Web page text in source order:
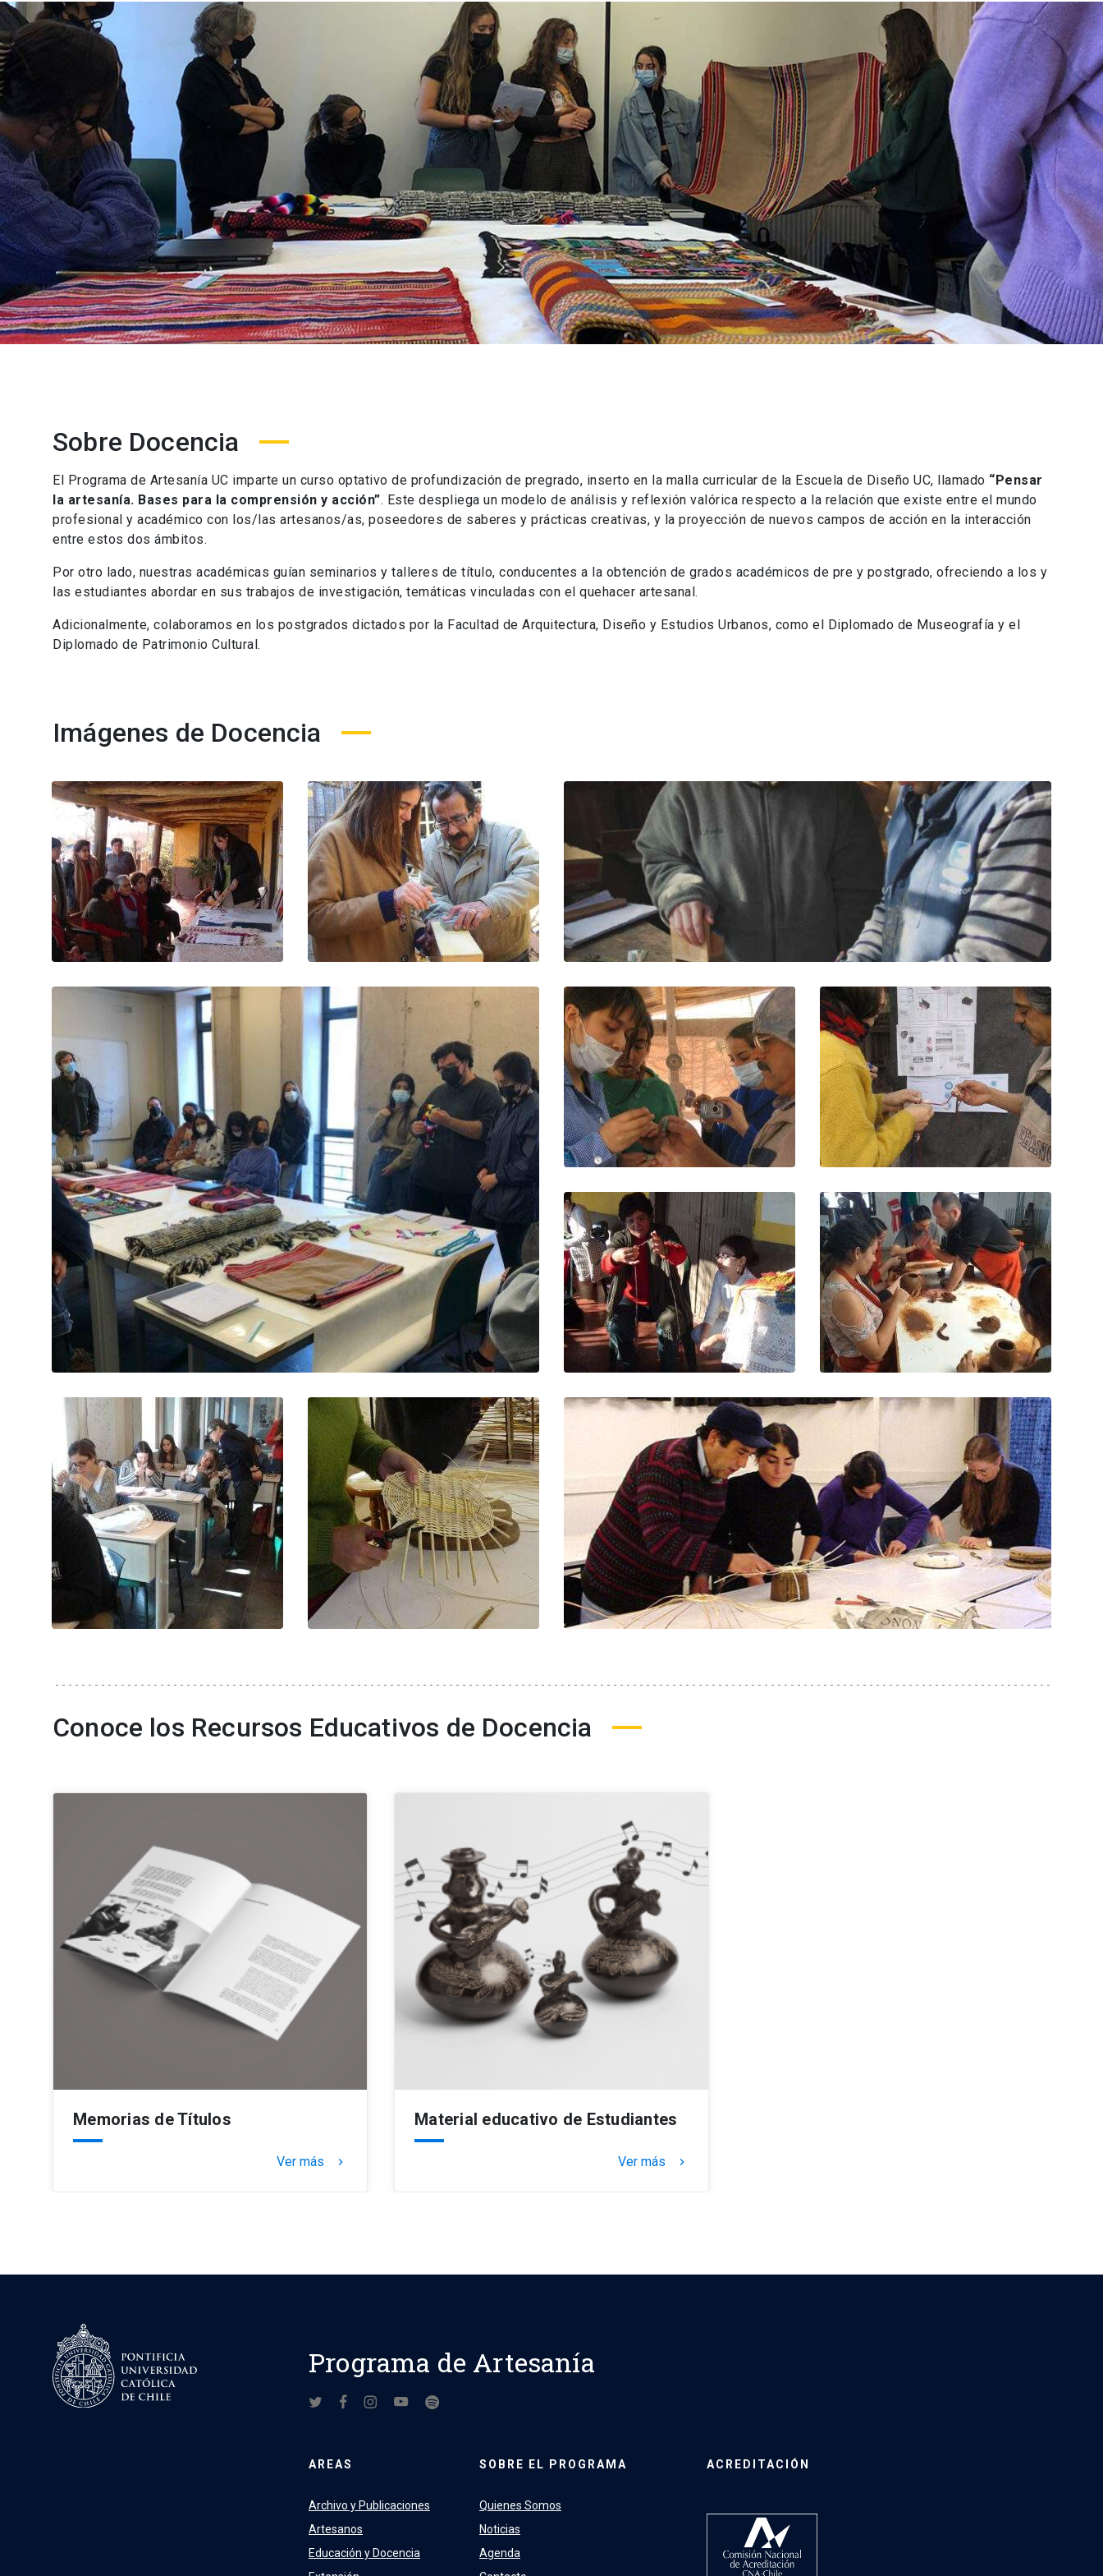
Sobre Docencia
El Programa de Artesanía UC imparte un curso optativo de profundización de pregrado, inserto en la malla curricular de la Escuela de Diseño UC, llamado “Pensar
la artesanía. Bases para la comprensión y acción”. Este despliega un modelo de análisis y reflexión valórica respecto a la relación que existe entre el mundo
profesional y académico con los/las artesanos/as, poseedores de saberes y prácticas creativas, y la proyección de nuevos campos de acción en la interacción
entre estos dos ámbitos.
Por otro lado, nuestras académicas guían seminarios y talleres de título, conducentes a la obtención de grados académicos de pre y postgrado, ofreciendo a los y
las estudiantes abordar en sus trabajos de investigación, temáticas vinculadas con el quehacer artesanal.
Adicionalmente, colaboramos en los postgrados dictados por la Facultad de Arquitectura, Diseño y Estudios Urbanos, como el Diplomado de Museografía y el
Diplomado de Patrimonio Cultural.
Imágenes de Docencia
Conoce los Recursos Educativos de Docencia
Memorias de Títulos
Ver más keyboard_arrow_right
Material educativo de Estudiantes
Ver más keyboard_arrow_right
Programa de Artesanía
AREAS
Archivo y Publicaciones
Artesanos
Educación y Docencia
SOBRE EL PROGRAMA
Quienes Somos
Noticias
Agenda
ACREDITACIÓN